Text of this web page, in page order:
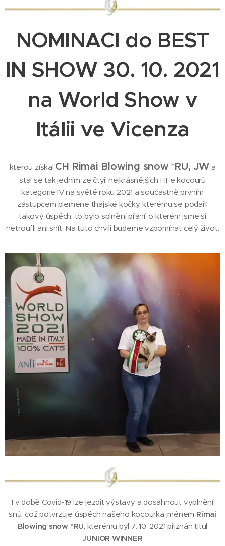
NOMINACI do BEST
IN SHOW 30. 10. 2021
na World Show v
Itálii ve Vicenza
kterou získal CH Rimai Blowing snow *RU, JW a
stal se tak jedním ze čtyř nejkrásnějších FIFe kocourů
kategorie IV na světě roku 2021 a součastně prvním
zástupcem plemene thajské kočky, kterému se podařil
takový úspěch, to bylo splnění přání, o kterém jsme si
netroufli ani snít. Na tuto chvíli budeme vzpomínat celý život.
I v době Covid-19 lze jezdit výstavy a dosáhnout vyplnění
snů, což potvrzuje úspěch našeho kocourka jménem Rimai
Blowing snow *RU, kterému byl 7. 10. 2021 přiznán titul
JUNIOR WINNER